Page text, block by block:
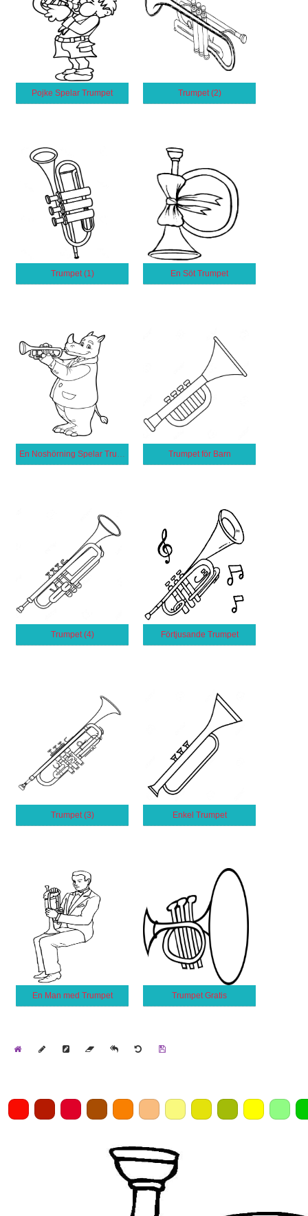
Pojke Spelar Trumpet Trumpet (2)
Trumpet (1) En Söt Trumpet
En Noshörning Spelar Trumpet Trumpet för Barn
Trumpet (4) Förtjusande Trumpet
Trumpet (3) Enkel Trumpet
En Man med Trumpet Trumpet Gratis